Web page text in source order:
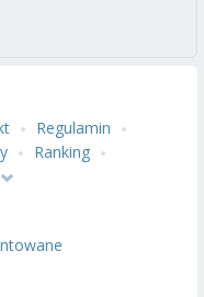
Regulamin
Ranking